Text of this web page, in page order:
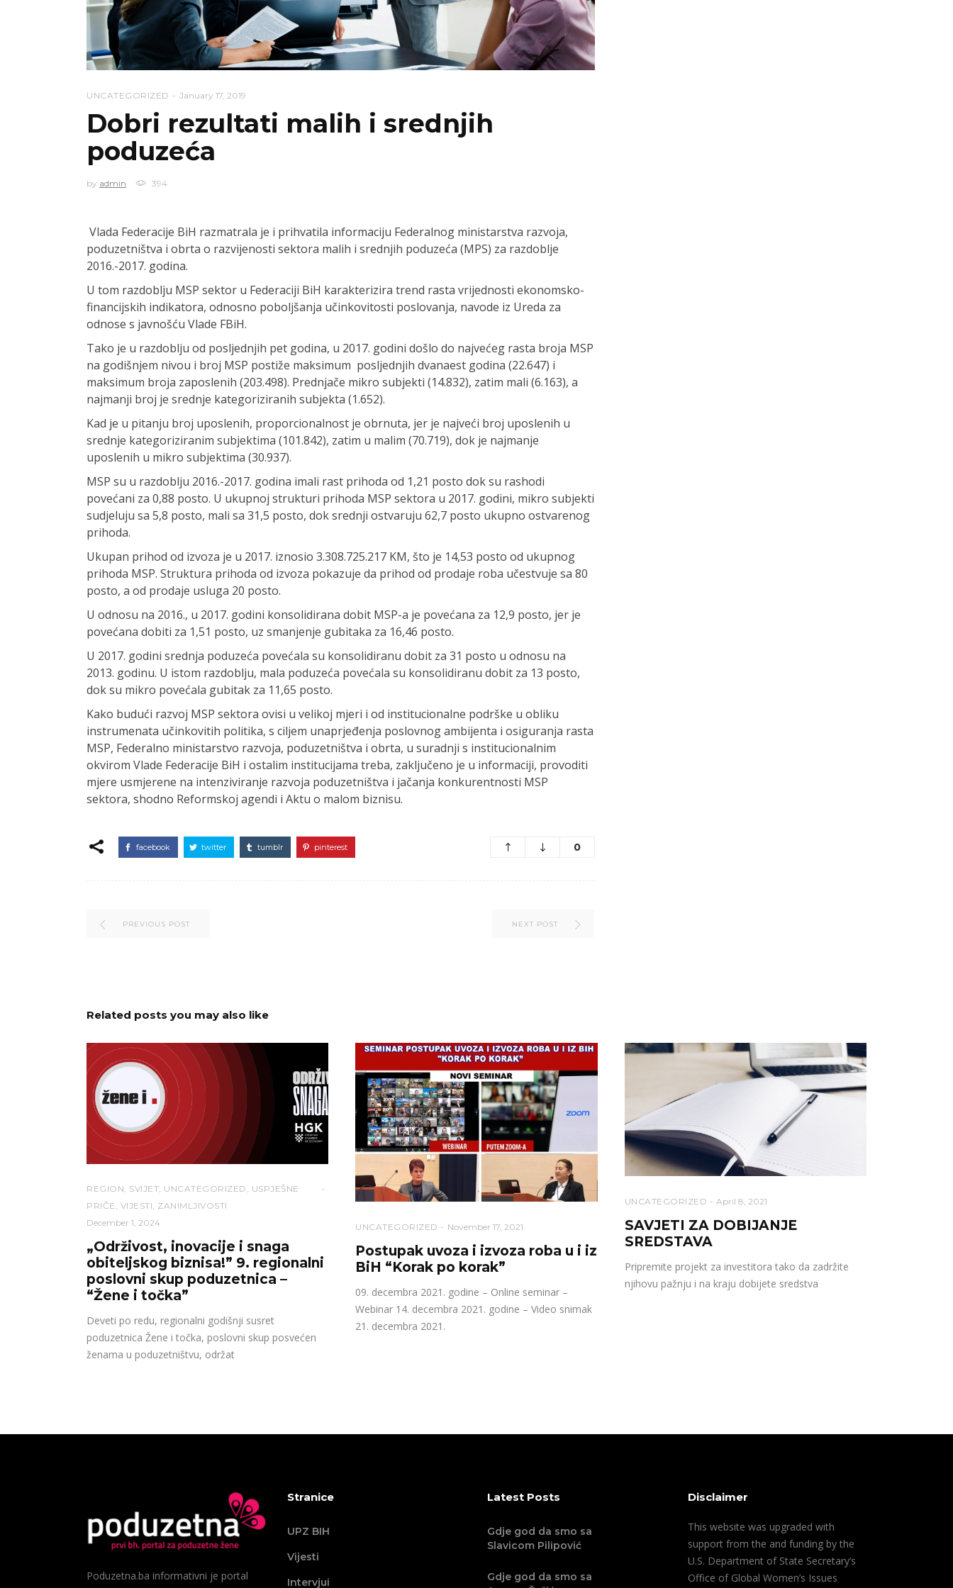
UNCATEGORIZED January 17, 2019
Dobri rezultati malih i srednjih
poduzeća
by admin 394
Vlada Federacije BiH razmatrala je i prihvatila informaciju Federalnog ministarstva razvoja,
poduzetništva i obrta o razvijenosti sektora malih i srednjih poduzeća (MPS) za razdoblje
2016.-2017. godina.
U tom razdoblju MSP sektor u Federaciji BiH karakterizira trend rasta vrijednosti ekonomsko-
financijskih indikatora, odnosno poboljšanja učinkovitosti poslovanja, navode iz Ureda za
odnose s javnošću Vlade FBiH.
Tako je u razdoblju od posljednjih pet godina, u 2017. godini došlo do najvećeg rasta broja MSP
na godišnjem nivou i broj MSP postiže maksimum posljednjih dvanaest godina (22.647) i
maksimum broja zaposlenih (203.498). Prednjače mikro subjekti (14.832), zatim mali (6.163), a
najmanji broj je srednje kategoriziranih subjekta (1.652).
Kad je u pitanju broj uposlenih, proporcionalnost je obrnuta, jer je najveći broj uposlenih u
srednje kategoriziranim subjektima (101.842), zatim u malim (70.719), dok je najmanje
uposlenih u mikro subjektima (30.937).
MSP su u razdoblju 2016.-2017. godina imali rast prihoda od 1,21 posto dok su rashodi
povećani za 0,88 posto. U ukupnoj strukturi prihoda MSP sektora u 2017. godini, mikro subjekti
sudjeluju sa 5,8 posto, mali sa 31,5 posto, dok srednji ostvaruju 62,7 posto ukupno ostvarenog
prihoda.
Ukupan prihod od izvoza je u 2017. iznosio 3.308.725.217 KM, što je 14,53 posto od ukupnog
prihoda MSP. Struktura prihoda od izvoza pokazuje da prihod od prodaje roba učestvuje sa 80
posto, a od prodaje usluga 20 posto.
U odnosu na 2016., u 2017. godini konsolidirana dobit MSP-a je povećana za 12,9 posto, jer je
povećana dobiti za 1,51 posto, uz smanjenje gubitaka za 16,46 posto.
U 2017. godini srednja poduzeća povećala su konsolidiranu dobit za 31 posto u odnosu na
2013. godinu. U istom razdoblju, mala poduzeća povećala su konsolidiranu dobit za 13 posto,
dok su mikro povećala gubitak za 11,65 posto.
Kako budući razvoj MSP sektora ovisi u velikoj mjeri i od institucionalne podrške u obliku
instrumenata učinkovitih politika, s ciljem unaprjeđenja poslovnog ambijenta i osiguranja rasta
MSP, Federalno ministarstvo razvoja, poduzetništva i obrta, u suradnji s institucionalnim
okvirom Vlade Federacije BiH i ostalim institucijama treba, zaključeno je u informaciji, provoditi
mjere usmjerene na intenziviranje razvoja poduzetništva i jačanja konkurentnosti MSP
sektora, shodno Reformskoj agendi i Aktu o malom biznisu.
facebook twitter tumblr pinterest 0
PREVIOUS POST NEXT POST
Related posts you may also like
REGION SVIJET UNCATEGORIZED
USPJEŠNE
PRIČE VIJESTI ZANIMLJIVOSTI
December 1, 2024
„Održivost, inovacije i snaga
obiteljskog biznisa!” 9. regionalni
poslovni skup poduzetnica –
“Žene i točka”
Deveti po redu, regionalni godišnji susret
poduzetnica Žene i točka, poslovni skup posvećen
ženama u poduzetništvu, održat
UNCATEGORIZED November 17, 2021
Postupak uvoza i izvoza roba u i iz
BiH “Korak po korak”
09. decembra 2021. godine – Online seminar –
Webinar 14. decembra 2021. godine – Video snimak
21. decembra 2021.
UNCATEGORIZED April 8, 2021
SAVJETI ZA DOBIJANJE
SREDSTAVA
Pripremite projekt za investitora tako da zadržite
njihovu pažnju i na kraju dobijete sredstva
Poduzetna.ba informativni je portal
Stranice
UPZ BIH
Vijesti
Intervjui
Latest Posts
Gdje god da smo sa
Slavicom Pilipović
Gdje god da smo sa
Disclaimer
This website was upgraded with
support from the and funding by the
U.S. Department of State Secretary’s
Office of Global Women’s Issues